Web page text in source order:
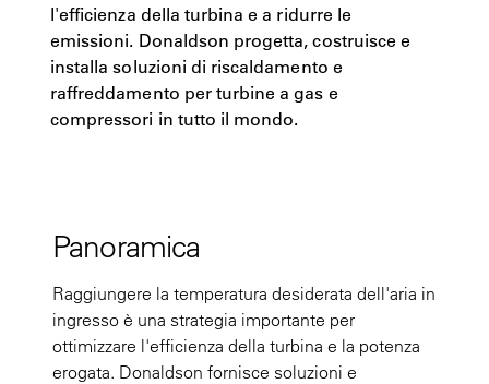
l'efficienza della turbina e a ridurre le
emissioni. Donaldson progetta, costruisce e
installa soluzioni di riscaldamento e
raffreddamento per turbine a gas e
compressori in tutto il mondo.
Panoramica
Raggiungere la temperatura desiderata dell'aria in
ingresso è una strategia importante per
ottimizzare l'efficienza della turbina e la potenza
erogata. Donaldson fornisce soluzioni e